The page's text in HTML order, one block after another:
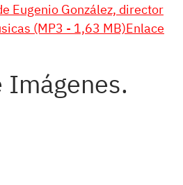
Eugenio González, director
(MP3 - 1,63 MB)Enlace
Imágenes.